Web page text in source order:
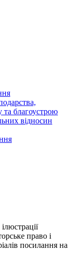
та благоустрою
відносин
право і
посилання на